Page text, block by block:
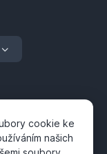
cookie ke
našich